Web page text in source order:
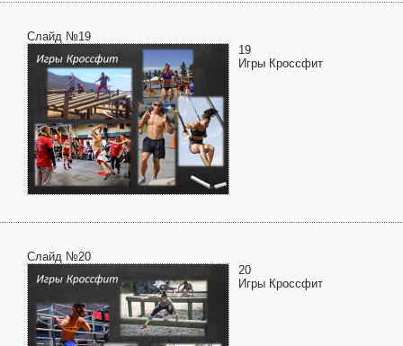
Слайд №19
19
Игры Кроссфит
Слайд №20
20
Игры Кроссфит